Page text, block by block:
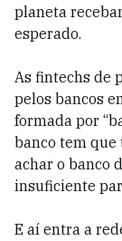
planeta
esperado.
As fintechs de
pelos bancos
formada por
banco tem que
achar o banco
insuficiente
E aí entra a